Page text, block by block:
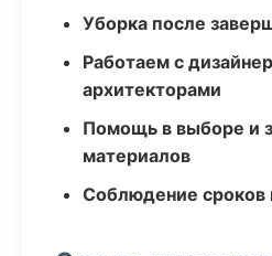
Уборка после
Работаем с
архитекторами
Помощь в выборе и
материалов
Соблюдение сроков